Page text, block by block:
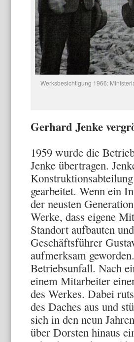
Werksbesichtigung 1966:
Gerhard Jenke
1959 wurde die
Jenke übertragen.
gearbeitet. Wenn ein
der neusten
Werke, dass eigene
Standort aufbauten
Geschäftsführer
aufmerksam
Betriebsunfall. Nach
einem Mitarbeiter
des Werkes. Dabei
des Daches aus und
sich in den neun
über Dorsten hinaus